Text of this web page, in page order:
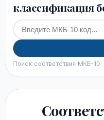
классификация
Поиск соответствия МКБ-10